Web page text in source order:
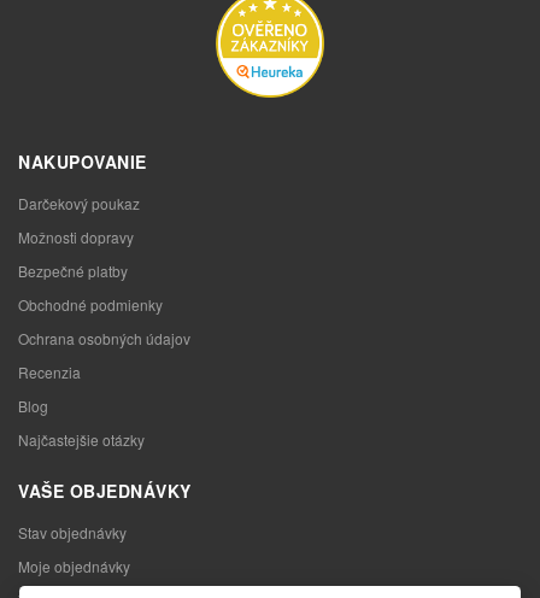
NAKUPOVANIE
Darčekový poukaz
Možnosti dopravy
Bezpečné platby
Obchodné podmienky
Ochrana osobných údajov
Recenzia
Blog
Najčastejšie otázky
VAŠE OBJEDNÁVKY
Stav objednávky
Moje objednávky